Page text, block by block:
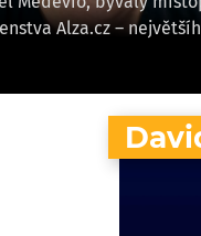
Alza.cz –